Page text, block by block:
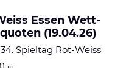
Essen Wett-
(19.04.26)
Spieltag Rot-Weiss
...